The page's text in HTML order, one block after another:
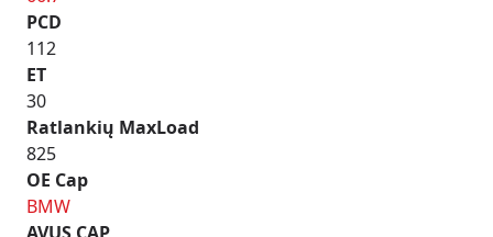
PCD
112
ET
30
Ratlankių MaxLoad
825
OE Cap
BMW